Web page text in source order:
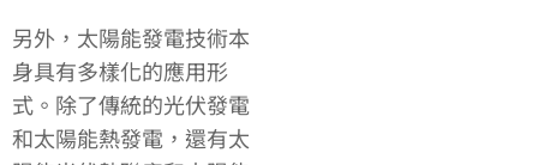
另外，太陽能發電技術本
身具有多樣化的應用形
式。除了傳統的光伏發電
和太陽能熱發電，還有太